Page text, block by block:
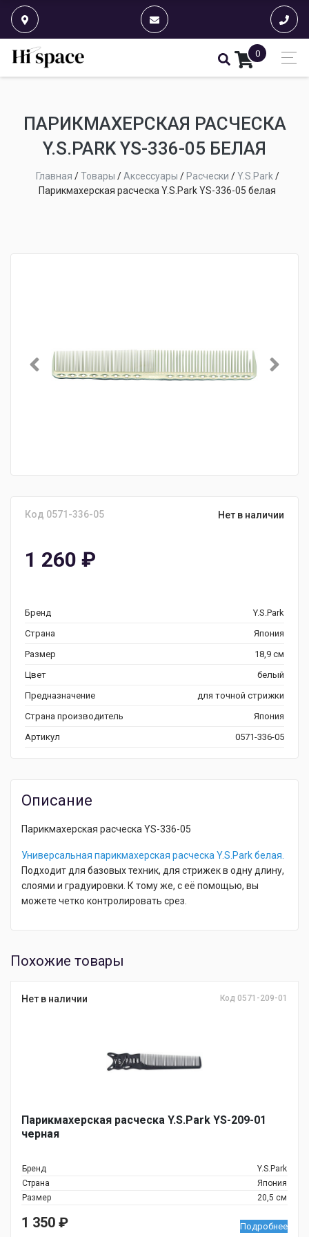
0
ПАРИКМАХЕРСКАЯ РАСЧЕСКА
Y.S.PARK YS-336-05 БЕЛАЯ
Главная /Товары /Аксессуары / Расчески /Y.S.Park /
Парикмахерская расческа Y.S.Park YS-336-05 белая
Код 0571-336-05 Нет в наличии
1 260 ₽
Бренд
Y.S.Park
Страна
Япония
Размер
18,9 см
Цвет
белый
Предназначение
для точной стрижки
Страна производитель
Япония
Артикул
0571-336-05
Описание
Парикмахерская расческа YS-336-05
Универсальная парикмахерская расческа Y.S.Park белая.
Подходит для базовых техник, для стрижек в одну длину,
слоями и градуировки. К тому же, с её помощью, вы
можете четко контролировать срез.
Похожие товары
Нет в наличии Код 0571-209-01
Парикмахерская расческа Y.S.Park YS-209-01
черная
Бренд
Y.S.Park
Страна
Япония
Размер
20,5 см
1 350 ₽ Подробнее